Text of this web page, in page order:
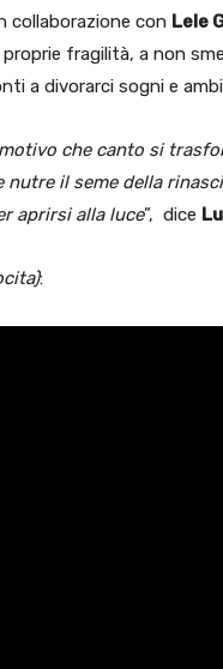
collaborazione con Lele
fragilità, a non
a divorarci sogni e
che canto si
il seme della
aprirsi alla luce”, dice
: